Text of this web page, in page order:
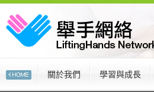
關於我們 學習與成長